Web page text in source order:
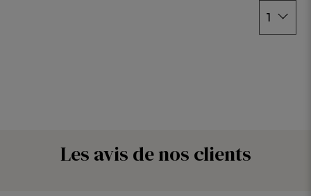
1
Les avis de nos clients